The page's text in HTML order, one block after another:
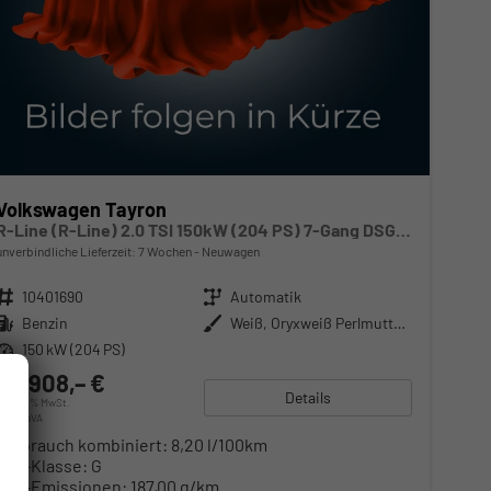
Tayron
R-Line (R-Line) 2.0 TSI 150kW (204 PS) 7-Gang DSG 4Motion
Lieferzeit: 7 Wochen Neuwagen
Fahrzeugnr. 10401690 Getriebe Automatik
Kraftstoff Benzin Außenfarbe
Weiß, Oryxweiß Perlmutteffekt (0R)
Leistung 150 kW (204 PS)
84.908,– €
incl. 20% MwSt.
inkl. NoVA
Details
Verbrauch kombiniert: 8,20 l/100km
-Klasse: G
-Emissionen: 187,00 g/km